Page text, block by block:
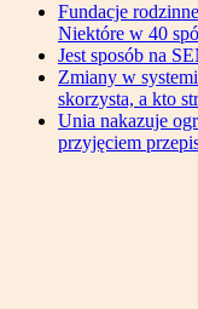
Fundacje
Niektóre w 40
Jest sposób na
Zmiany w
skorzysta, a kto
Unia nakazuje
przyjęciem